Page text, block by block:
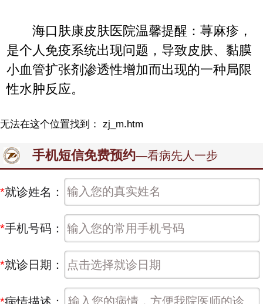
海口肤康皮肤医院温馨提醒：荨麻疹，
是个人免疫系统出现问题，导致皮肤、黏膜
小血管扩张剂渗透性增加而出现的一种局限
性水肿反应。
无法在这个位置找到： zj_m.htm
手机短信免费预约—看病先人一步
*就诊姓名：
*手机号码：
*就诊日期：
*病情描述：